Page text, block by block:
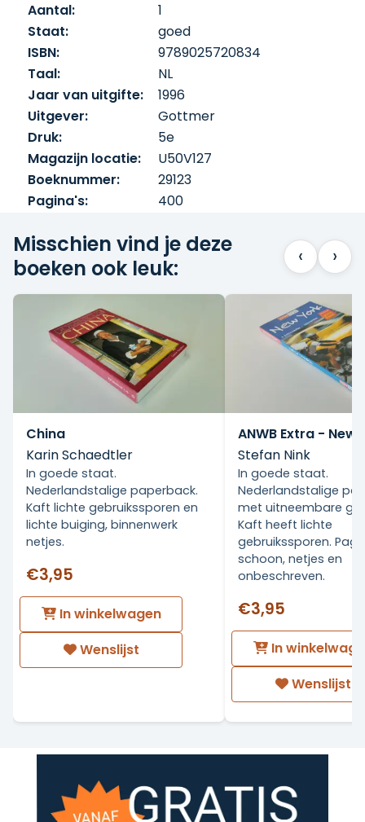
standaard toeristische highlights
Aantal:
1
Staat:
goed
ISBN:
9789025720834
Taal:
NL
Jaar van uitgifte:
1996
Uitgever:
Gottmer
Druk:
5e
Magazijn locatie:
U50V127
Boeknummer:
29123
Pagina's:
400
Misschien vind je deze
boeken ook leuk:
‹ ›
China
Karin Schaedtler
In goede staat.
Nederlandstalige paperback.
Kaft lichte gebruikssporen en
lichte buiging, binnenwerk
netjes.
€3,95
In winkelwagen
Wenslijst
ANWB Extra - New
Stefan Nink
In goede staat.
Nederlandstalige
met uitneembare
Kaft heeft lichte
gebruikssporen.
schoon, netjes en
onbeschreven.
€3,95
In
Wenslijst